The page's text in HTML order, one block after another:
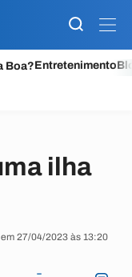
Boa?Entretenimento
ilha
27/04/2023 às 13:20